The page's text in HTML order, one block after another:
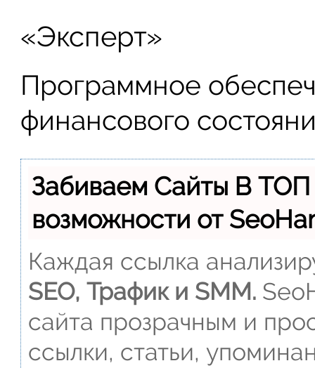
«Эксперт»
Программное
финансового
Забиваем Сайты В
возможности от
Каждая ссылка
SEO, Трафик и SMM.
сайта прозрачным и
ссылки, статьи,